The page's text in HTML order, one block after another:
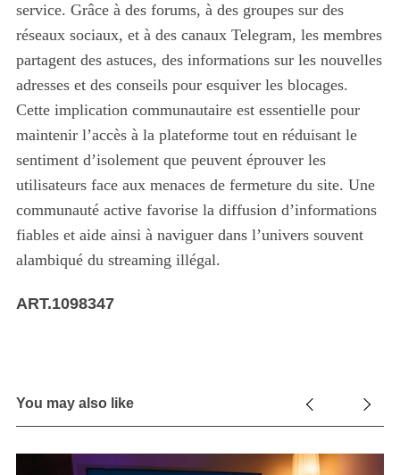
service. Grâce à des forums, à des groupes sur des
réseaux sociaux, et à des canaux Telegram, les membres
partagent des astuces, des informations sur les nouvelles
adresses et des conseils pour esquiver les blocages.
Cette implication communautaire est essentielle pour
maintenir l’accès à la plateforme tout en réduisant le
sentiment d’isolement que peuvent éprouver les
utilisateurs face aux menaces de fermeture du site. Une
communauté active favorise la diffusion d’informations
fiables et aide ainsi à naviguer dans l’univers souvent
alambiqué du streaming illégal.
ART.1098347
You may also like